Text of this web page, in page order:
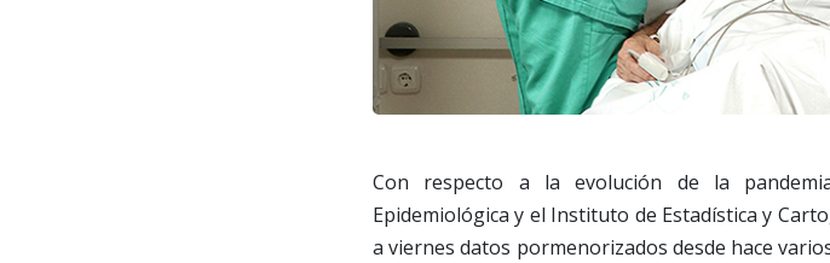
Con respecto a la evolución de la
Epidemiológica y el Instituto de Estadística y
a viernes datos pormenorizados desde hace